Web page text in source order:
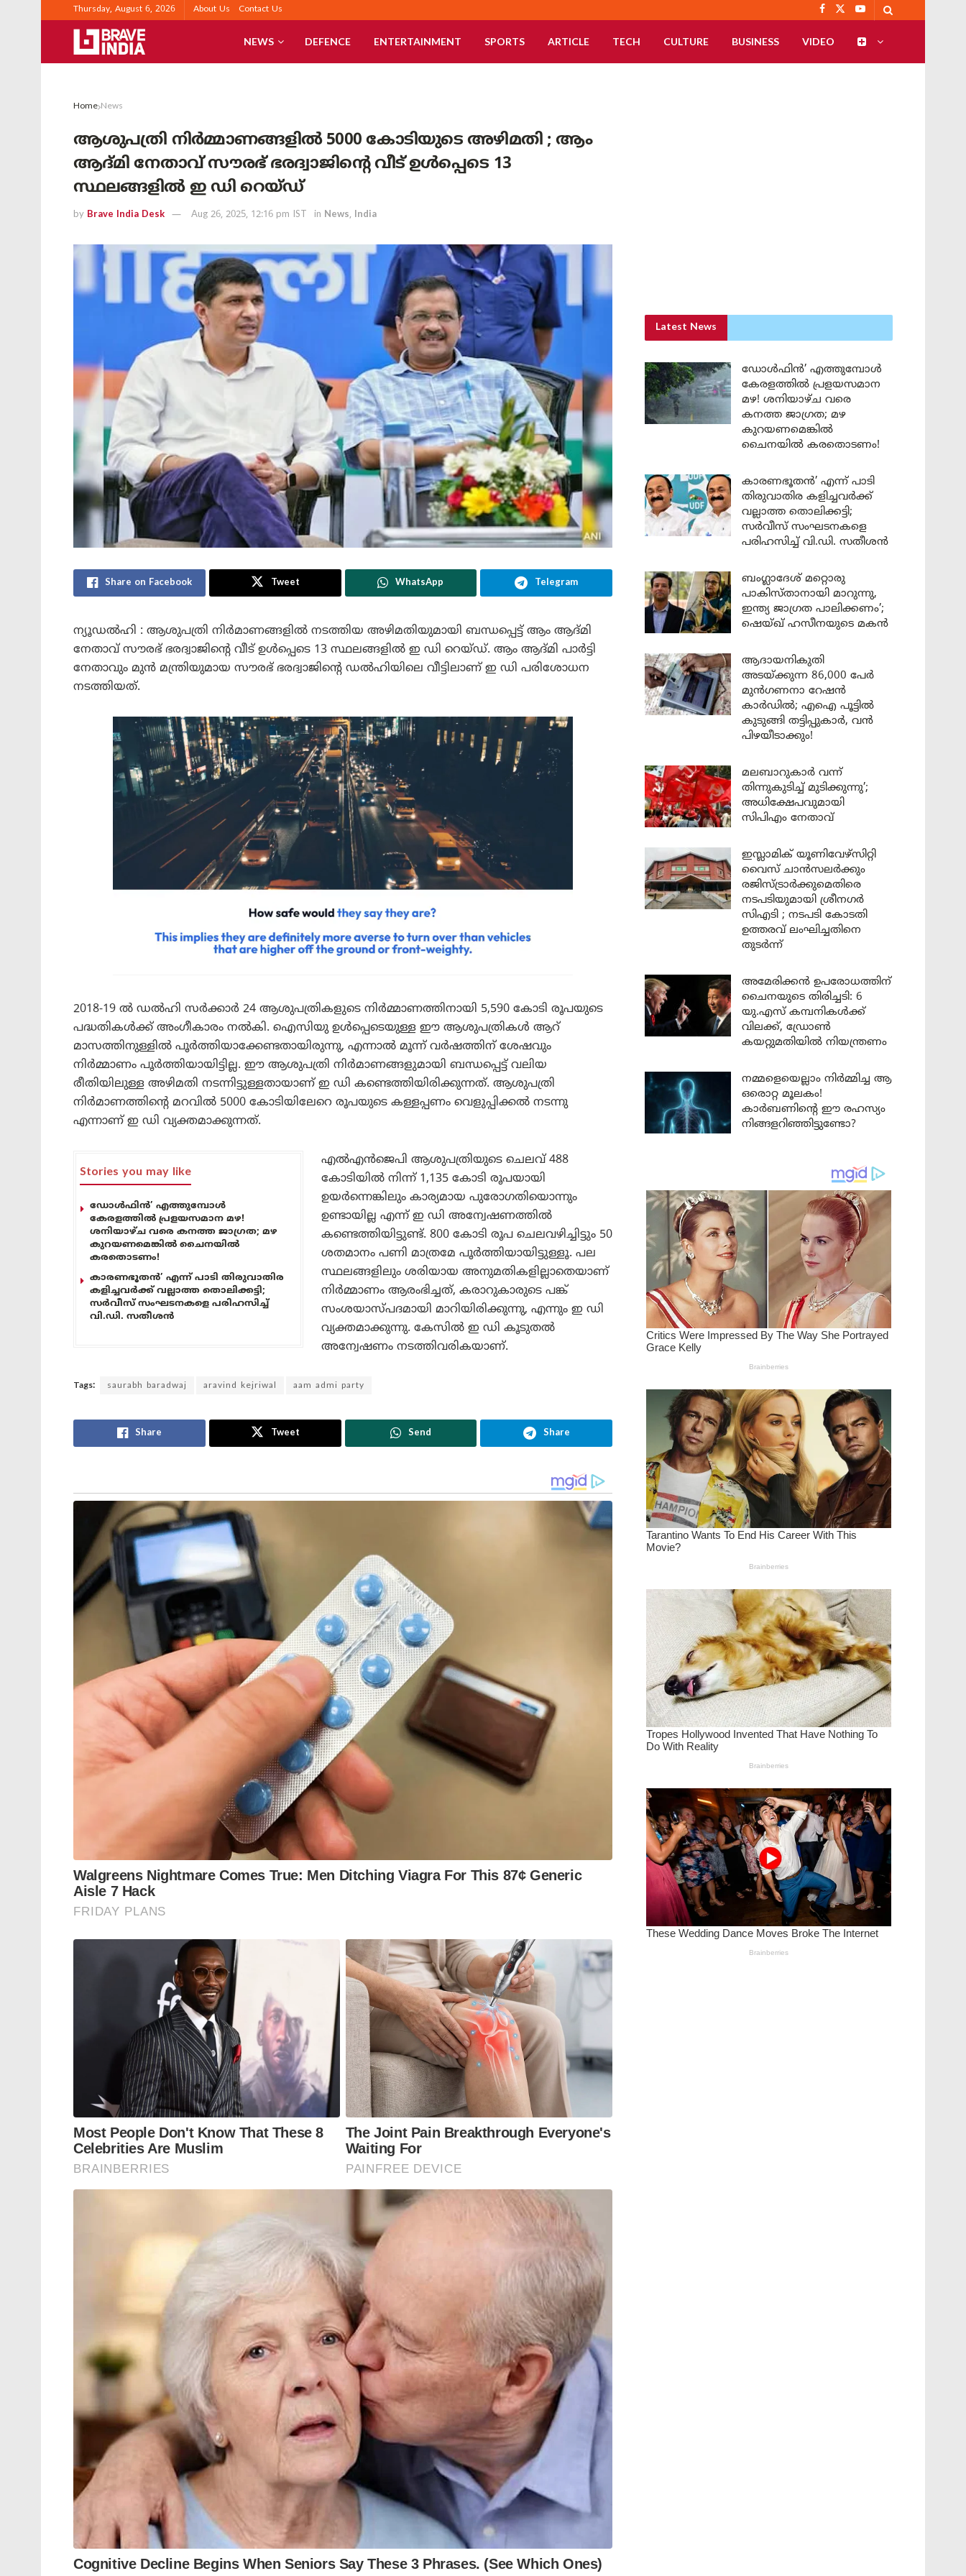
Thursday, August 6, 2026 About Us Contact Us
NEWS DEFENCE ENTERTAINMENT SPORTS ARTICLE TECH CULTURE BUSINESS VIDEO
Home News
ആശുപത്രി നിർമ്മാണങ്ങളിൽ 5000 കോടിയുടെ അഴിമതി ; ആം
ആദ്മി നേതാവ് സൗരഭ് ഭരദ്വാജിന്റെ വീട് ഉൾപ്പെടെ 13
സ്ഥലങ്ങളിൽ ഇ ഡി റെയ്ഡ്
by Brave India Desk Aug 26, 2025, 12:16 pm IST in News, India
Share on Facebook Tweet WhatsApp Telegram
ന്യൂഡൽഹി : ആശുപത്രി നിർമാണങ്ങളിൽ നടത്തിയ അഴിമതിയുമായി ബന്ധപ്പെട്ട് ആം ആദ്മി
നേതാവ് സൗരഭ് ഭരദ്വാജിന്റെ വീട് ഉൾപ്പെടെ 13 സ്ഥലങ്ങളിൽ ഇ ഡി റെയ്ഡ്. ആം ആദ്മി പാർട്ടി
നേതാവും മുൻ മന്ത്രിയുമായ സൗരഭ് ഭരദ്വാജിന്റെ ഡൽഹിയിലെ വീട്ടിലാണ് ഇ ഡി പരിശോധന
നടത്തിയത്.
2018-19 ൽ ഡൽഹി സർക്കാർ 24 ആശുപത്രികളുടെ നിർമ്മാണത്തിനായി 5,590 കോടി രൂപയുടെ
പദ്ധതികൾക്ക് അംഗീകാരം നൽകി. ഐസിയു ഉൾപ്പെടെയുള്ള ഈ ആശുപത്രികൾ ആറ്
മാസത്തിനുള്ളിൽ പൂർത്തിയാക്കേണ്ടതായിരുന്നു, എന്നാൽ മൂന്ന് വർഷത്തിന് ശേഷവും
നിർമ്മാണം പൂർത്തിയായിട്ടില്ല. ഈ ആശുപത്രി നിർമാണങ്ങളുമായി ബന്ധപ്പെട്ട് വലിയ
രീതിയിലുള്ള അഴിമതി നടന്നിട്ടുള്ളതായാണ് ഇ ഡി കണ്ടെത്തിയിരിക്കുന്നത്. ആശുപത്രി
നിർമാണത്തിന്റെ മറവിൽ 5000 കോടിയിലേറെ രൂപയുടെ കള്ളപ്പണം വെളുപ്പിക്കൽ നടന്നു
എന്നാണ് ഇ ഡി വ്യക്തമാക്കുന്നത്.
Stories you may like
ഡോൾഫിൻ’ എത്തുമ്പോൾ
കേരളത്തിൽ പ്രളയസമാന മഴ!
ശനിയാഴ്ച വരെ കനത്ത ജാഗ്രത; മഴ
കുറയണമെങ്കിൽ ചൈനയിൽ
കരതൊടണം!
കാരണഭൂതൻ’ എന്ന് പാടി തിരുവാതിര
കളിച്ചവർക്ക് വല്ലാത്ത തൊലിക്കട്ടി;
സർവീസ് സംഘടനകളെ പരിഹസിച്ച്
വി.ഡി. സതീശൻ
എൽഎൻജെപി ആശുപത്രിയുടെ ചെലവ് 488
കോടിയിൽ നിന്ന് 1,135 കോടി രൂപയായി
ഉയർന്നെങ്കിലും കാര്യമായ പുരോഗതിയൊന്നും
ഉണ്ടായില്ല എന്ന് ഇ ഡി അന്വേഷണത്തിൽ
കണ്ടെത്തിയിട്ടുണ്ട്. 800 കോടി രൂപ ചെലവഴിച്ചിട്ടും 50
ശതമാനം പണി മാത്രമേ പൂർത്തിയായിട്ടുള്ളൂ. പല
സ്ഥലങ്ങളിലും ശരിയായ അനുമതികളില്ലാതെയാണ്
നിർമ്മാണം ആരംഭിച്ചത്, കരാറുകാരുടെ പങ്ക്
സംശയാസ്പദമായി മാറിയിരിക്കുന്നു, എന്നും ഇ ഡി
വ്യക്തമാക്കുന്നു. കേസിൽ ഇ ഡി കൂടുതൽ
അന്വേഷണം നടത്തിവരികയാണ്.
Tags: saurabh baradwaj aravind kejriwal aam admi party
Share Tweet Send Share
Latest News
ഡോൾഫിൻ’ എത്തുമ്പോൾ
കേരളത്തിൽ പ്രളയസമാന
മഴ! ശനിയാഴ്ച വരെ
കനത്ത ജാഗ്രത; മഴ
കുറയണമെങ്കിൽ
ചൈനയിൽ കരതൊടണം!
കാരണഭൂതൻ’ എന്ന് പാടി
തിരുവാതിര കളിച്ചവർക്ക്
വല്ലാത്ത തൊലിക്കട്ടി;
സർവീസ് സംഘടനകളെ
പരിഹസിച്ച് വി.ഡി. സതീശൻ
ബംഗ്ലാദേശ് മറ്റൊരു
പാകിസ്താനായി മാറുന്നു,
ഇന്ത്യ ജാഗ്രത പാലിക്കണം’;
ഷെയ്ഖ് ഹസീനയുടെ മകൻ
ആദായനികുതി
അടയ്ക്കുന്ന 86,000 പേർ
മുൻഗണനാ റേഷൻ
കാർഡിൽ; എഐ പൂട്ടിൽ
കുടുങ്ങി തട്ടിപ്പുകാർ, വൻ
പിഴയീടാക്കും!
മലബാറുകാർ വന്ന്
തിന്നുകുടിച്ച് മുടിക്കുന്നു’;
അധിക്ഷേപവുമായി
സിപിഎം നേതാവ്
ഇസ്ലാമിക് യൂണിവേഴ്സിറ്റി
വൈസ് ചാൻസലർക്കും
രജിസ്ട്രാർക്കുമെതിരെ
നടപടിയുമായി ശ്രീനഗർ
സിഎടി ; നടപടി കോടതി
ഉത്തരവ് ലംഘിച്ചതിനെ
തുടർന്ന്
അമേരിക്കൻ ഉപരോധത്തിന്
ചൈനയുടെ തിരിച്ചടി: 6
യു.എസ് കമ്പനികൾക്ക്
വിലക്ക്, ഡ്രോൺ
കയറ്റുമതിയിൽ നിയന്ത്രണം
നമ്മളെയെല്ലാം നിർമ്മിച്ച ആ
ഒരൊറ്റ മൂലകം!
കാർബണിന്റെ ഈ രഹസ്യം
നിങ്ങളറിഞ്ഞിട്ടുണ്ടോ?